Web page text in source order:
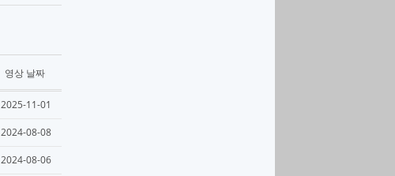
영상 날짜
2025-11-01
2024-08-08
2024-08-06